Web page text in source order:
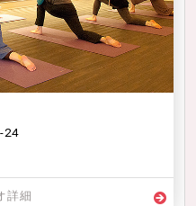
24
詳細